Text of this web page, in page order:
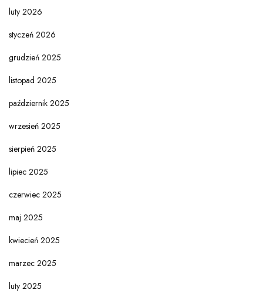
luty 2026
styczeń 2026
grudzień 2025
listopad 2025
październik 2025
wrzesień 2025
sierpień 2025
lipiec 2025
czerwiec 2025
maj 2025
kwiecień 2025
marzec 2025
luty 2025